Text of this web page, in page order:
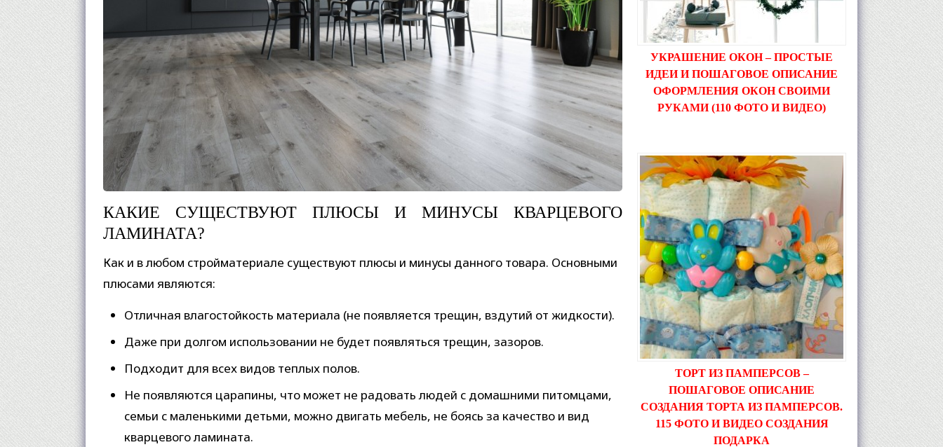
КАКИЕ СУЩЕСТВУЮТ ПЛЮСЫ И МИНУСЫ КВАРЦЕВОГО
ЛАМИНАТА?
Как и в любом стройматериале существуют плюсы и минусы данного товара. Основными
плюсами являются:
Отличная влагостойкость материала (не появляется трещин, вздутий от жидкости).
Даже при долгом использовании не будет появляться трещин, зазоров.
Подходит для всех видов теплых полов.
Не появляются царапины, что может не радовать людей с домашними питомцами,
семьи с маленькими детьми, можно двигать мебель, не боясь за качество и вид
кварцевого ламината.
УКРАШЕНИЕ ОКОН – ПРОСТЫЕ
ИДЕИ И ПОШАГОВОЕ ОПИСАНИЕ
ОФОРМЛЕНИЯ ОКОН СВОИМИ
РУКАМИ (110 ФОТО И ВИДЕО)
ТОРТ ИЗ ПАМПЕРСОВ –
ПОШАГОВОЕ ОПИСАНИЕ
СОЗДАНИЯ ТОРТА ИЗ ПАМПЕРСОВ.
115 ФОТО И ВИДЕО СОЗДАНИЯ
ПОДАРКА